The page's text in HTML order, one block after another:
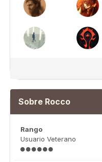
Sobre Rocco
Rango
Usuario Veterano